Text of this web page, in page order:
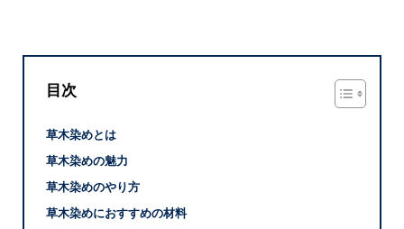
目次
草木染めとは
草木染めの魅力
草木染めのやり方
草木染めにおすすめの材料